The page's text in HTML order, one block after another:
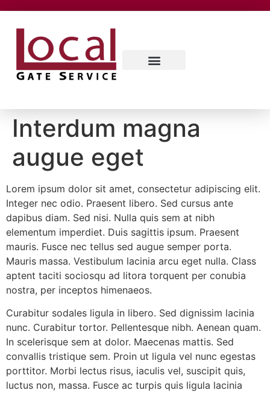
Interdum magna
augue eget
Lorem ipsum dolor sit amet, consectetur adipiscing elit.
Integer nec odio. Praesent libero. Sed cursus ante
dapibus diam. Sed nisi. Nulla quis sem at nibh
elementum imperdiet. Duis sagittis ipsum. Praesent
mauris. Fusce nec tellus sed augue semper porta.
Mauris massa. Vestibulum lacinia arcu eget nulla. Class
aptent taciti sociosqu ad litora torquent per conubia
nostra, per inceptos himenaeos.
Curabitur sodales ligula in libero. Sed dignissim lacinia
nunc. Curabitur tortor. Pellentesque nibh. Aenean quam.
In scelerisque sem at dolor. Maecenas mattis. Sed
convallis tristique sem. Proin ut ligula vel nunc egestas
porttitor. Morbi lectus risus, iaculis vel, suscipit quis,
luctus non, massa. Fusce ac turpis quis ligula lacinia